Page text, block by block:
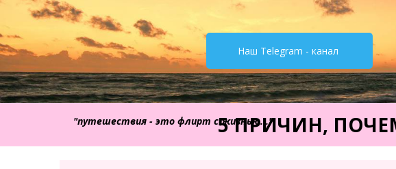
Наш Telegram - канал
"путешествия - это флирт с жизнью..."
5 ПРИЧИН,